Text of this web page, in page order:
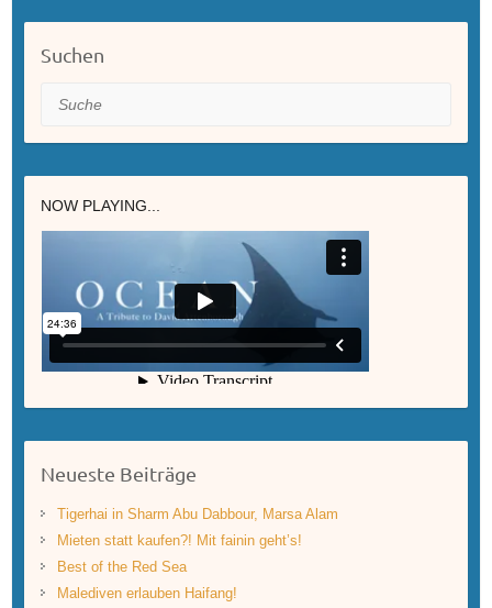
Suchen
Suche
NOW PLAYING...
Neueste Beiträge
Tigerhai in Sharm Abu Dabbour, Marsa Alam
Mieten statt kaufen?! Mit fainin geht’s!
Best of the Red Sea
Malediven erlauben Haifang!